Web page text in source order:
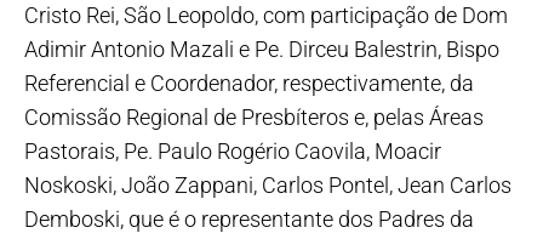
Cristo Rei, São Leopoldo, com participação de Dom
Adimir Antonio Mazali e Pe. Dirceu Balestrin, Bispo
Referencial e Coordenador, respectivamente, da
Comissão Regional de Presbíteros e, pelas Áreas
Pastorais, Pe. Paulo Rogério Caovila, Moacir
Noskoski, João Zappani, Carlos Pontel, Jean Carlos
Demboski, que é o representante dos Padres da